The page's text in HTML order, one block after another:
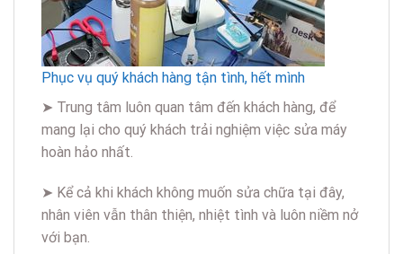
Phục vụ quý khách hàng tận tình, hết mình
➤ Trung tâm luôn quan tâm đến khách hàng, để
mang lại cho quý khách trải nghiệm việc sửa máy
hoàn hảo nhất.
➤ Kể cả khi khách không muốn sửa chữa tại đây,
nhân viên vẫn thân thiện, nhiệt tình và luôn niềm nở
với bạn.